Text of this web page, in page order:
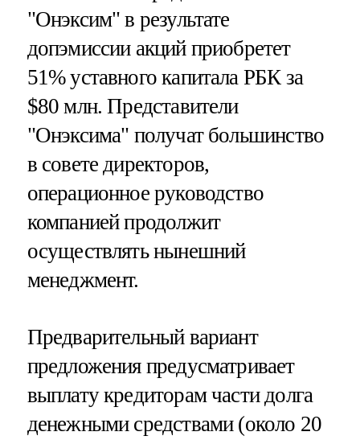
"Онэксим" в результате
допэмиссии акций приобретет
51% уставного капитала РБК за
$80 млн. Представители
"Онэксима" получат большинство
в совете директоров,
операционное руководство
компанией продолжит
осуществлять нынешний
менеджмент.
Предварительный вариант
предложения предусматривает
выплату кредиторам части долга
денежными средствами (около 20